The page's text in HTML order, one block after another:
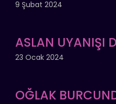
9 Şubat 2024
ASLAN UYANIŞI
23 Ocak 2024
OĞLAK